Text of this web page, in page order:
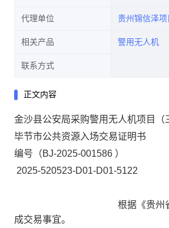
代理单位 贵州锦信泽项
相关产品 警用无人机
联系方式
正文内容
金沙县公安局采购警用无人机项目（
毕节市公共资源入场交易证明书
编号 （BJ-2025-001586 ）
2025-520523-D01-D01-5122
根据《贵州
成交易事宜。